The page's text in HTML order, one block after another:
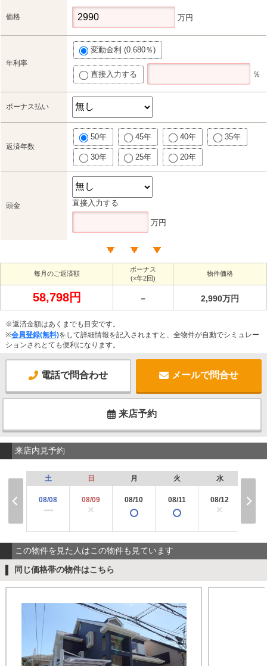
価格 万円
年利率
変動金利 (0.680％)
直接入力する ％
ボーナス払い
返済年数
50年 45年 40年 35年
30年 25年 20年
頭金 直接入力する
万円
毎月のご返済額
ボーナス
(×年2回)
物件価格
58,798円 － 2,990万円
※返済金額はあくまでも目安です。
※会員登録(無料)をして詳細情報を記入されますと、全物件が自動でシミュレー
ションされとても便利になります。
電話で問合わせ メールで問合せ
来店予約
来店内見予約
土
08/08
ー
日
08/09
×
月
08/10
火
08/11
水
08/12
×
この物件を見た人はこの物件も見ています
同じ価格帯の物件はこちら